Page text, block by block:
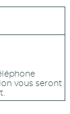
vous seront